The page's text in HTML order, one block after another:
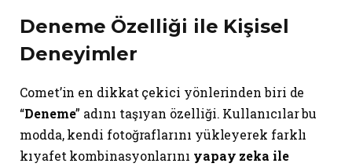
Deneme Özelliği ile Kişisel
Deneyimler
Comet’in en dikkat çekici yönlerinden biri de
“Deneme” adını taşıyan özelliği. Kullanıcılar bu
modda, kendi fotoğraflarını yükleyerek farklı
kıyafet kombinasyonlarını yapay zeka ile